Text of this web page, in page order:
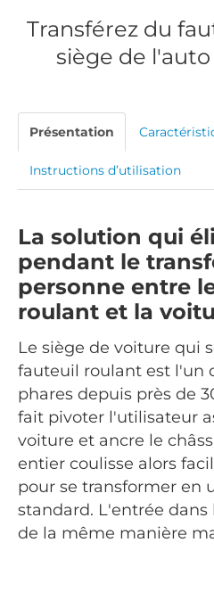
Transférez du
siège de l'auto
Présentation
Instructions d’utilisation
La solution qui
pendant le
personne entre
roulant et la
Le siège de voiture qui
fauteuil roulant est l'un
phares depuis près de
fait pivoter l'utilisateur
voiture et ancre le
entier coulisse alors
pour se transformer en
standard. L'entrée
de la même manière